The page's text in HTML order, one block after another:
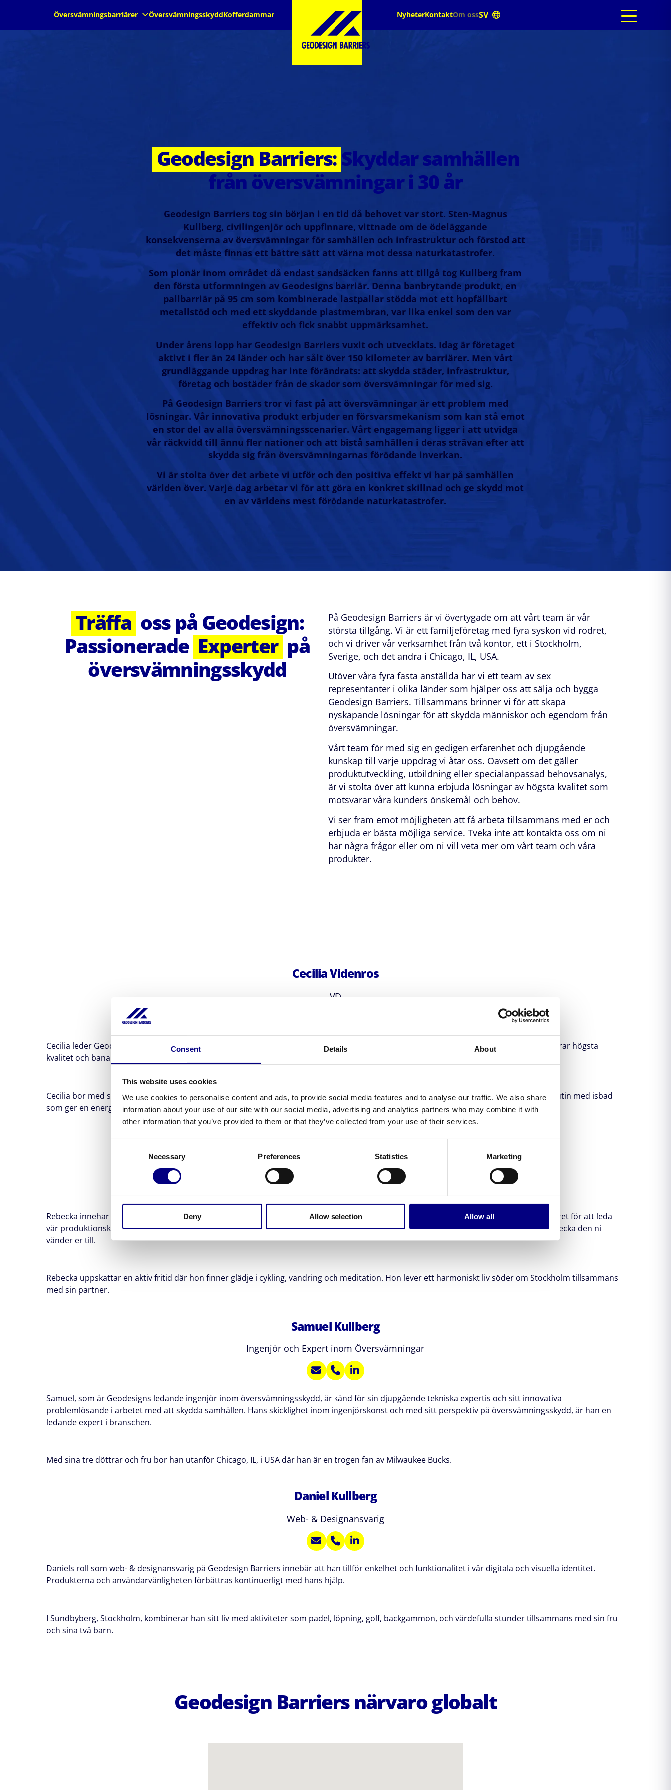
Consent Details About
This website uses cookies
We use cookies to personalise content and ads, to provide social media features and to analyse our traffic. We also share
information about your use of our site with our social media, advertising and analytics partners who may combine it with
other information that you’ve provided to them or that they’ve collected from your use of their services.
Necessary Preferences Statistics Marketing
Deny Allow selection Allow all
Översvämningsbarriärer ÖversvämningsskyddKofferdammar NyheterKontaktOm oss
Geodesign Barriers: Skyddar samhällen
från översvämningar i 30 år
Geodesign Barriers tog sin början i en tid då behovet var stort. Sten-Magnus
Kullberg, civilingenjör och uppfinnare, vittnade om de ödeläggande
konsekvenserna av översvämningar för samhällen och infrastruktur och förstod att
det måste finnas ett bättre sätt att värna mot dessa naturkatastrofer.
Som pionär inom området då endast sandsäcken fanns att tillgå tog Kullberg fram
den första utformningen av Geodesigns barriär. Denna banbrytande produkt, en
pallbarriär på 95 cm som kombinerade lastpallar stödda mot ett hopfällbart
metallstöd och med ett skyddande plastmembran, var lika enkel som den var
effektiv och fick snabbt uppmärksamhet.
Under årens lopp har Geodesign Barriers vuxit och utvecklats. Idag är företaget
aktivt i fler än 24 länder och har sålt över 150 kilometer av barriärer. Men vårt
grundläggande uppdrag har inte förändrats: att skydda städer, infrastruktur,
företag och bostäder från de skador som översvämningar för med sig.
På Geodesign Barriers tror vi fast på att översvämningar är ett problem med
lösningar. Vår innovativa produkt erbjuder en försvarsmekanism som kan stå emot
en stor del av alla översvämningsscenarier. Vårt engagemang ligger i att utvidga
vår räckvidd till ännu fler nationer och att bistå samhällen i deras strävan efter att
skydda sig från översvämningarnas förödande inverkan.
Vi är stolta över det arbete vi utför och den positiva effekt vi har på samhällen
världen över. Varje dag arbetar vi för att göra en konkret skillnad och ge skydd mot
en av världens mest förödande naturkatastrofer.
Träffa oss på Geodesign:
Passionerade Experter på
översvämningsskydd
På Geodesign Barriers är vi övertygade om att vårt team är vår
största tillgång. Vi är ett familjeföretag med fyra syskon vid rodret,
och vi driver vår verksamhet från två kontor, ett i Stockholm,
Sverige, och det andra i Chicago, IL, USA.
Utöver våra fyra fasta anställda har vi ett team av sex
representanter i olika länder som hjälper oss att sälja och bygga
Geodesign Barriers. Tillsammans brinner vi för att skapa
nyskapande lösningar för att skydda människor och egendom från
översvämningar.
Vårt team för med sig en gedigen erfarenhet och djupgående
kunskap till varje uppdrag vi åtar oss. Oavsett om det gäller
produktutveckling, utbildning eller specialanpassad behovsanalys,
är vi stolta över att kunna erbjuda lösningar av högsta kvalitet som
motsvarar våra kunders önskemål och behov.
Vi ser fram emot möjligheten att få arbeta tillsammans med er och
erbjuda er bästa möjliga service. Tveka inte att kontakta oss om ni
har några frågor eller om ni vill veta mer om vårt team och våra
produkter.
Cecilia Videnros
VD
Cecilia leder Geodesign Barriers med ett imponerande sinne för precision. Hennes uppmärksamhet på detaljer är fundamentet som säkrar högsta
kvalitet och banar väg för nytänkande. Med sin punktlighet och metodiska ansats bidrar hon till företagets kontinuerliga framgångar.
Cecilia bor med sin man och tre barn i Saltsjöbaden, Stockholm. De lever ett aktivt familjeliv, där Cecilia särskilt värdesätter sin morgonrutin med isbad
som ger en energisk start på dagen.
Rebecka Kullberg
Logistik- och Produktionsansvarig
Rebecka innehar den avgörande positionen som logistik- och produktionschef hos Geodesign Barriers. Hon har det övergripande ansvaret för att leda
vår produktionskedja, något hon gör med stor omsorg och precision. Vid förfrågningar om lagersaldon eller leveransinformation är Rebecka den ni
vänder er till.
Rebecka uppskattar en aktiv fritid där hon finner glädje i cykling, vandring och meditation. Hon lever ett harmoniskt liv söder om Stockholm tillsammans
med sin partner.
Samuel Kullberg
Ingenjör och Expert inom Översvämningar
Samuel, som är Geodesigns ledande ingenjör inom översvämningsskydd, är känd för sin djupgående tekniska expertis och sitt innovativa
problemlösande i arbetet med att skydda samhällen. Hans skicklighet inom ingenjörskonst och med sitt perspektiv på översvämningsskydd, är han en
ledande expert i branschen.
Med sina tre döttrar och fru bor han utanför Chicago, IL, i USA där han är en trogen fan av Milwaukee Bucks.
Daniel Kullberg
Web- & Designansvarig
Daniels roll som web- & designansvarig på Geodesign Barriers innebär att han tillför enkelhet och funktionalitet i vår digitala och visuella identitet.
Produkterna och användarvänligheten förbättras kontinuerligt med hans hjälp.
I Sundbyberg, Stockholm, kombinerar han sitt liv med aktiviteter som padel, löpning, golf, backgammon, och värdefulla stunder tillsammans med sin fru
och sina två barn.
Geodesign Barriers närvaro globalt